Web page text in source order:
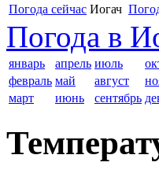
Погода сейчас Иогач
Погода в
январь апрель июль
февраль май август
март
июнь сентябрь